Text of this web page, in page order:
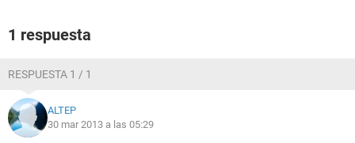
1 respuesta
RESPUESTA 1 / 1
ALTEP
30 mar 2013 a las 05:29